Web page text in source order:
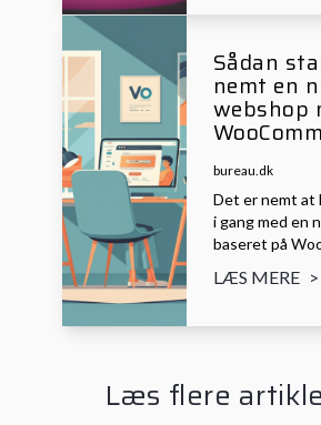
Sådan
nemt en
webshop
bureau.dk
Det er nemt at
i gang med en
baseret på
LÆS MERE >
Læs flere